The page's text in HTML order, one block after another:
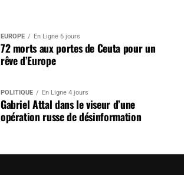
EUROPE En Ligne 6 jours
72 morts aux portes de Ceuta pour un
rêve d’Europe
POLITIQUE En Ligne 4 jours
Gabriel Attal dans le viseur d’une
opération russe de désinformation